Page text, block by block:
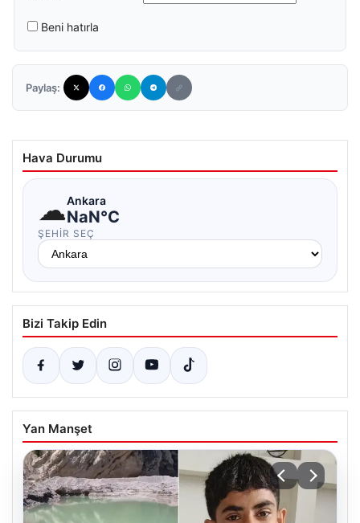
Beni hatırla
Paylaş:
Hava Durumu
☁Ankara
NaN°C
ŞEHIR SEÇ
Bizi Takip Edin
Yan Manşet